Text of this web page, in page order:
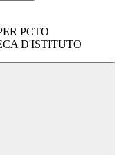
PCTO
D'ISTITUTO